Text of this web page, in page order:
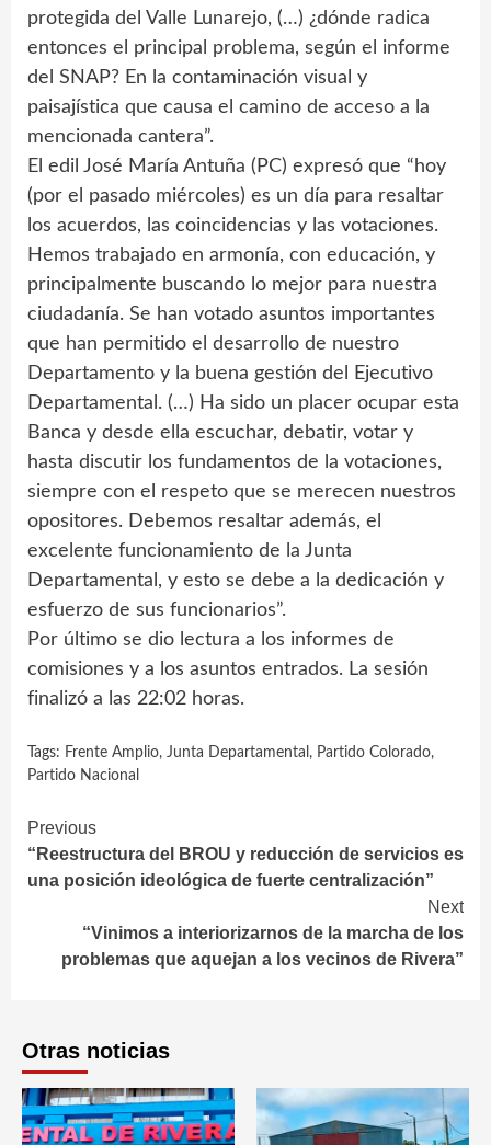
protegida del Valle Lunarejo, (…) ¿dónde radica
entonces el principal problema, según el informe
del SNAP? En la contaminación visual y
paisajística que causa el camino de acceso a la
mencionada cantera”.
El edil José María Antuña (PC) expresó que “hoy
(por el pasado miércoles) es un día para resaltar
los acuerdos, las coincidencias y las votaciones.
Hemos trabajado en armonía, con educación, y
principalmente buscando lo mejor para nuestra
ciudadanía. Se han votado asuntos importantes
que han permitido el desarrollo de nuestro
Departamento y la buena gestión del Ejecutivo
Departamental. (…) Ha sido un placer ocupar esta
Banca y desde ella escuchar, debatir, votar y
hasta discutir los fundamentos de la votaciones,
siempre con el respeto que se merecen nuestros
opositores. Debemos resaltar además, el
excelente funcionamiento de la Junta
Departamental, y esto se debe a la dedicación y
esfuerzo de sus funcionarios”.
Por último se dio lectura a los informes de
comisiones y a los asuntos entrados. La sesión
finalizó a las 22:02 horas.
Tags: Frente Amplio, Junta Departamental , Partido Colorado,
Partido Nacional
Continue
Reading
Previous
“Reestructura del BROU y reducción de servicios es
una posición ideológica de fuerte centralización”
Next
“Vinimos a interiorizarnos de la marcha de los
problemas que aquejan a los vecinos de Rivera”
Otras noticias